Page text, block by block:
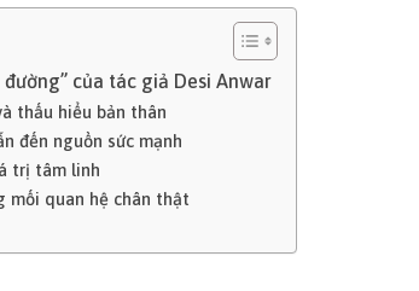
của tác giả Desi Anwar
thấu hiểu bản thân
đến nguồn sức mạnh
trị tâm linh
mối quan hệ chân thật